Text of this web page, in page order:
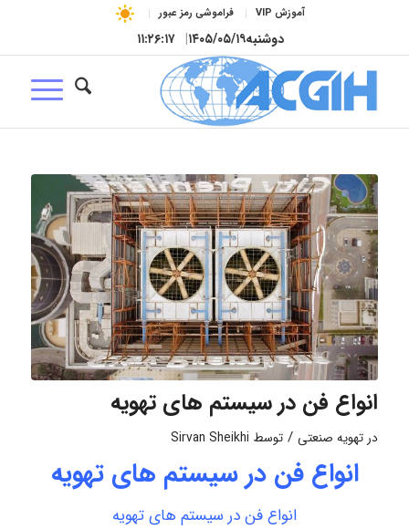
آموزش VIP فراموشی رمز عبور
دوشنبه۱۴۰۵/۰۵/۱۹| ۱۱:۲۶:۱۸
انواع فن در سیستم های تهویه
درتهویه صنعتی / توسط Sirvan Sheikhi
انواع فن در سیستم های تهویه
انواع فن در سیستم های تهویه